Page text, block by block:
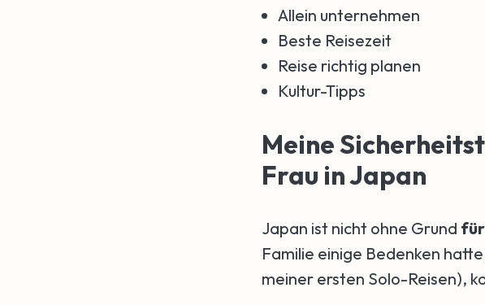
Allein unternehmen
Beste Reisezeit
Reise richtig planen
Kultur-Tipps
Meine
Frau in Japan
Japan ist nicht ohne Grund
Familie einige Bedenken
meiner ersten Solo-Reisen),